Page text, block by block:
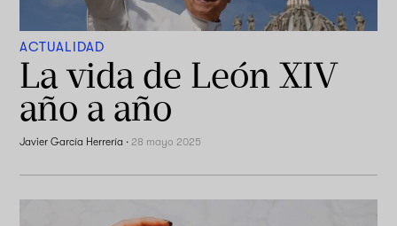
ACTUALIDAD
La vida de León XIV
año a año
Javier García Herrería ·28 mayo 2025